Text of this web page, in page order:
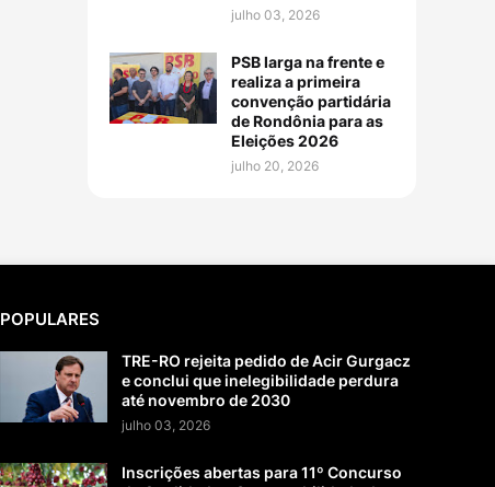
julho 03, 2026
PSB larga na frente e
realiza a primeira
convenção partidária
de Rondônia para as
Eleições 2026
julho 20, 2026
POPULARES
TRE-RO rejeita pedido de Acir Gurgacz
e conclui que inelegibilidade perdura
até novembro de 2030
julho 03, 2026
Inscrições abertas para 11º Concurso